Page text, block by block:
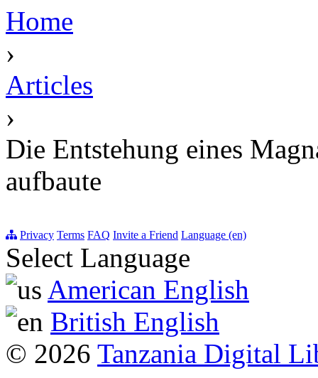
Home
›
Articles
›
Die Entstehung eines
aufbaute
Privacy Terms FAQ Invite a Friend Language (en)
Select Language
American English
British English
© 2026 Tanzania Digital